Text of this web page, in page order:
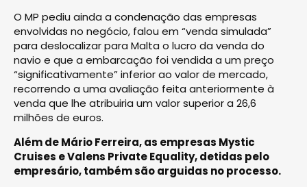
O MP pediu ainda a condenação das empresas
envolvidas no negócio, falou em “venda simulada”
para deslocalizar para Malta o lucro da venda do
navio e que a embarcação foi vendida a um preço
“significativamente” inferior ao valor de mercado,
recorrendo a uma avaliação feita anteriormente à
venda que lhe atribuiria um valor superior a 26,6
milhões de euros.
Além de Mário Ferreira, as empresas Mystic
Cruises e Valens Private Equality, detidas pelo
empresário, também são arguidas no processo.